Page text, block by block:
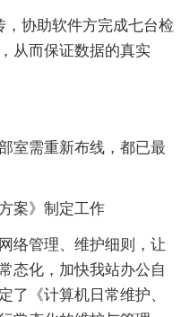
协助软件方完成七台检
从而保证数据的真实
室需重新布线，都已最
案》制定工作
络管理、维护细则，让
态化，加快我站办公自
了《计算机日常维护、